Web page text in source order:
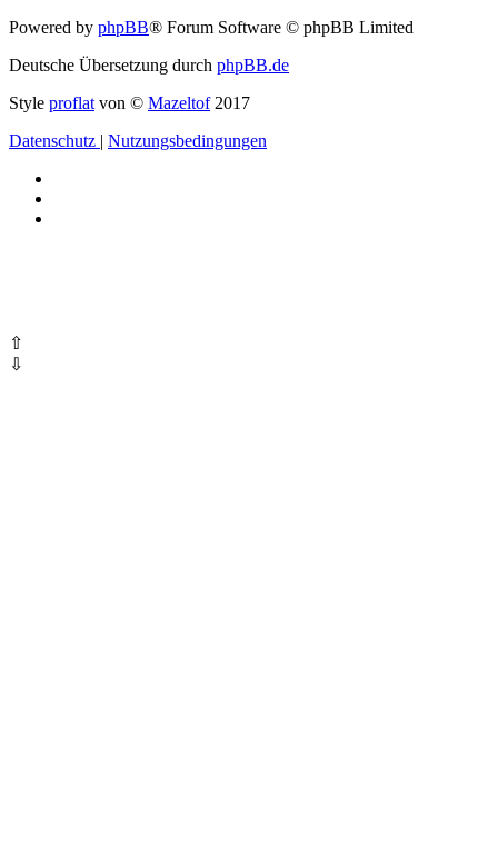
Powered by phpBB® Forum Software © phpBB Limited
Deutsche Übersetzung durch phpBB.de
Style proflat von © Mazeltof2017
Datenschutz | Nutzungsbedingungen
⇧
⇩